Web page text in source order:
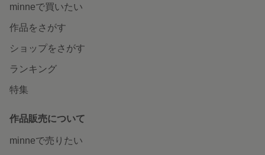
minneで買いたい
作品をさがす
ショップをさがす
ランキング
特集
作品販売について
minneで売りたい